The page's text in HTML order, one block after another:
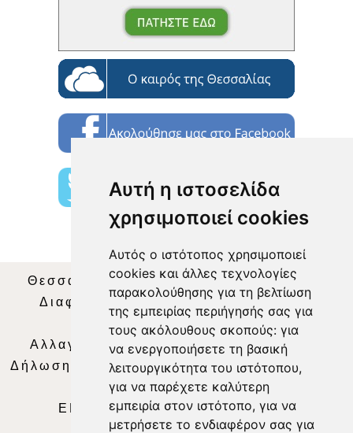
Αυτή η ιστοσελίδα
χρησιμοποιεί cookies
Αυτός ο ιστότοπος χρησιμοποιεί
cookies και άλλες τεχνολογίες
παρακολούθησης για τη βελτίωση
της εμπειρίας περιήγησής σας για
τους ακόλουθους σκοπούς: για
να ενεργοποιήσετε τη βασική
λειτουργικότητα του ιστότοπου,
για να παρέχετε καλύτερη
εμπειρία στον ιστότοπο, για να
μετρήσετε το ενδιαφέρον σας για
Θεσσαλία Τηλεόραση|SNG Services
Διαφήμιση | Όροι Χρήσης |Δήλωση
Απορρήτου |
Περιεχόμενο
Αλλαγή Προτιμήσεων για τα Cookies
Δήλωση συμμόρφωσης με τη σύσταση (ΕΕ)
2018/334|Ταυτότητα
ΕΝΗΜΕΡΩΣΗ |WEB TV| LIVE